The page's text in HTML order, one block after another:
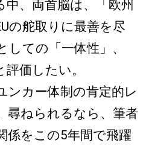
、両首脳は、「欧州
の舵取りに最善を尽
しての「一体性」、
評価したい。
カー体制の肯定的レ
尋ねられるなら、筆者
係をこの5年間で飛躍